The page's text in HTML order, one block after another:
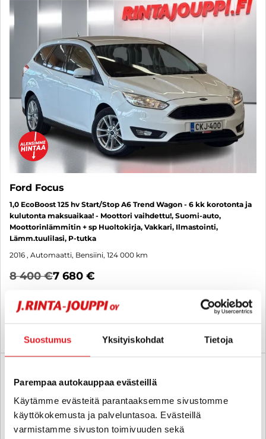
Suostumus Yksityiskohdat Tietoja
Parempaa autokauppaa evästeillä
Käytämme evästeitä parantaaksemme sivustomme
käyttökokemusta ja palveluntasoa. Evästeillä
varmistamme sivuston toimivuuden sekä
Ford Focus
1,0 EcoBoost 125 hv Start/Stop A6 Trend Wagon - 6 kk korotonta ja
kulutonta maksuaikaa! - Moottori vaihdettu!, Suomi-auto,
Moottorinlämmitin + sp Huoltokirja, Vakkari, Ilmastointi,
Lämm.tuulilasi, P-tutka
2016 , Automaatti, Bensiini, 124 000 km
8 400 €7 680 €